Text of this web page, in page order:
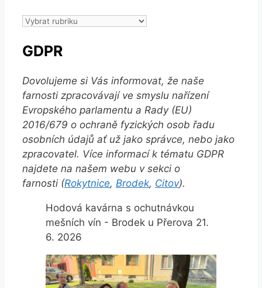
Archiv
GDPR
Dovolujeme si Vás informovat, že naše
farnosti zpracovávají ve smyslu nařízení
Evropského parlamentu a Rady (EU)
2016/679 o ochraně fyzických osob řadu
osobních údajů ať už jako správce, nebo jako
zpracovatel. Více informací k tématu GDPR
najdete na našem webu v sekci o
farnosti (Rokytnice, Brodek, Citov).
Hodová kavárna s ochutnávkou
mešních vín - Brodek u Přerova 21.
6. 2026